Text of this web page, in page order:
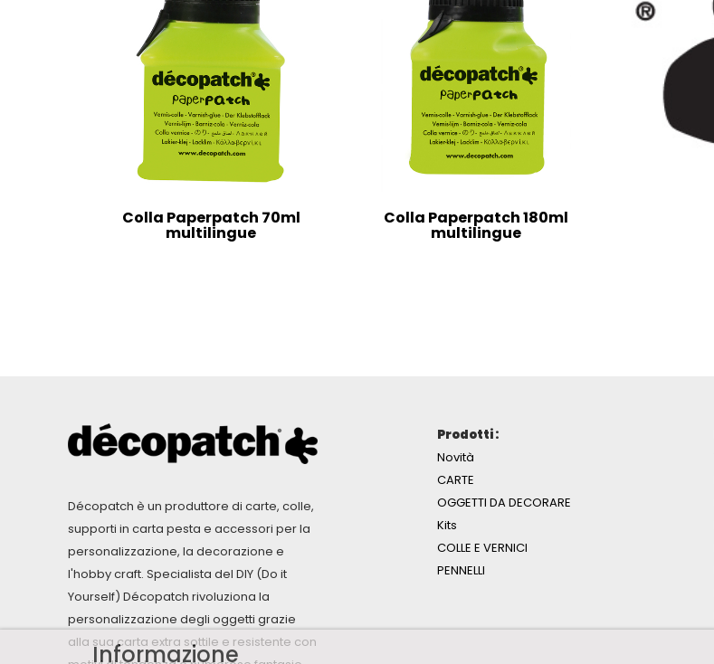
Colla Paperpatch 70ml
multilingue
Colla Paperpatch 180ml
multilingue
Décopatch è un produttore di carte, colle,
supporti in carta pesta e accessori per la
personalizzazione, la decorazione e
l'hobby craft. Specialista del DIY (Do it
Yourself) Décopatch rivoluziona la
personalizzazione degli oggetti grazie
alla sua carta extra sottile e resistente con
Prodotti :
Novità
CARTE
OGGETTI DA DECORARE
Kits
COLLE E VERNICI
PENNELLI
Informazione